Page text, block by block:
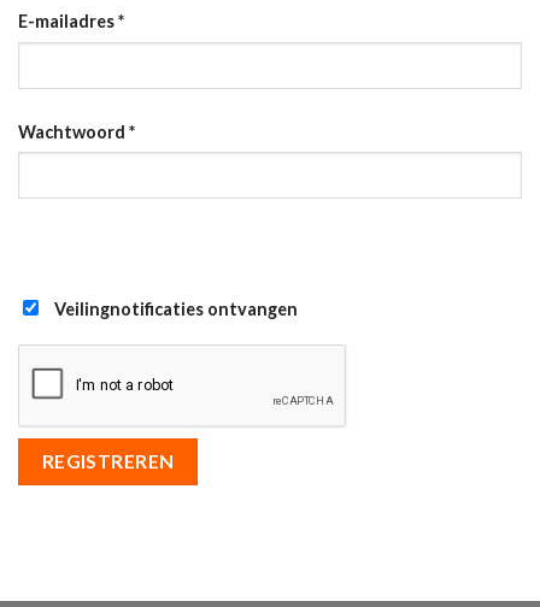
E-mailadres*
Wachtwoord *
Veilingnotificaties ontvangen
REGISTREREN